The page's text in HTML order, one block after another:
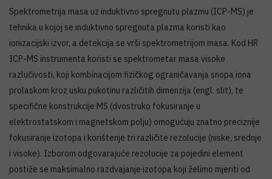
Spektrometrija masa uz induktivno spregnutu plazmu (ICP-MS) je
tehnika u kojoj se induktivno spregnuta plazma koristi kao
ionizacijski izvor, a detekcija se vrši spektrometrijom masa. Kod HR
ICP-MS instrumenta koristi se spektrometar masa visoke
razlučivosti, koji kombinacijom fizičkog ograničavanja snopa iona
prolaskom kroz usku pukotinu različitih dimenzija (engl. slit), te
specifične konstrukcije MS (dvostruko fokusiranje u
elektrostatskom i magnetskom polju) omogućuju znatno preciznije
fokusiranje izotopa i korištenje tri različite rezolucije (niske, srednje
i visoke). Izborom odgovarajuće rezolucije za pojedini element
postiže se maksimalno razdvajanje izotopa koji želimo mjeriti od